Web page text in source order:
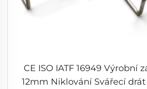
CE ISO IATF 16949 Výrobní
12mm Niklování Svářecí